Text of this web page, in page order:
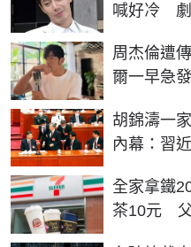
喊好冷 劇
周杰倫遭
爾一早急
胡錦濤一
內幕：習
全家拿鐵
茶10元 父